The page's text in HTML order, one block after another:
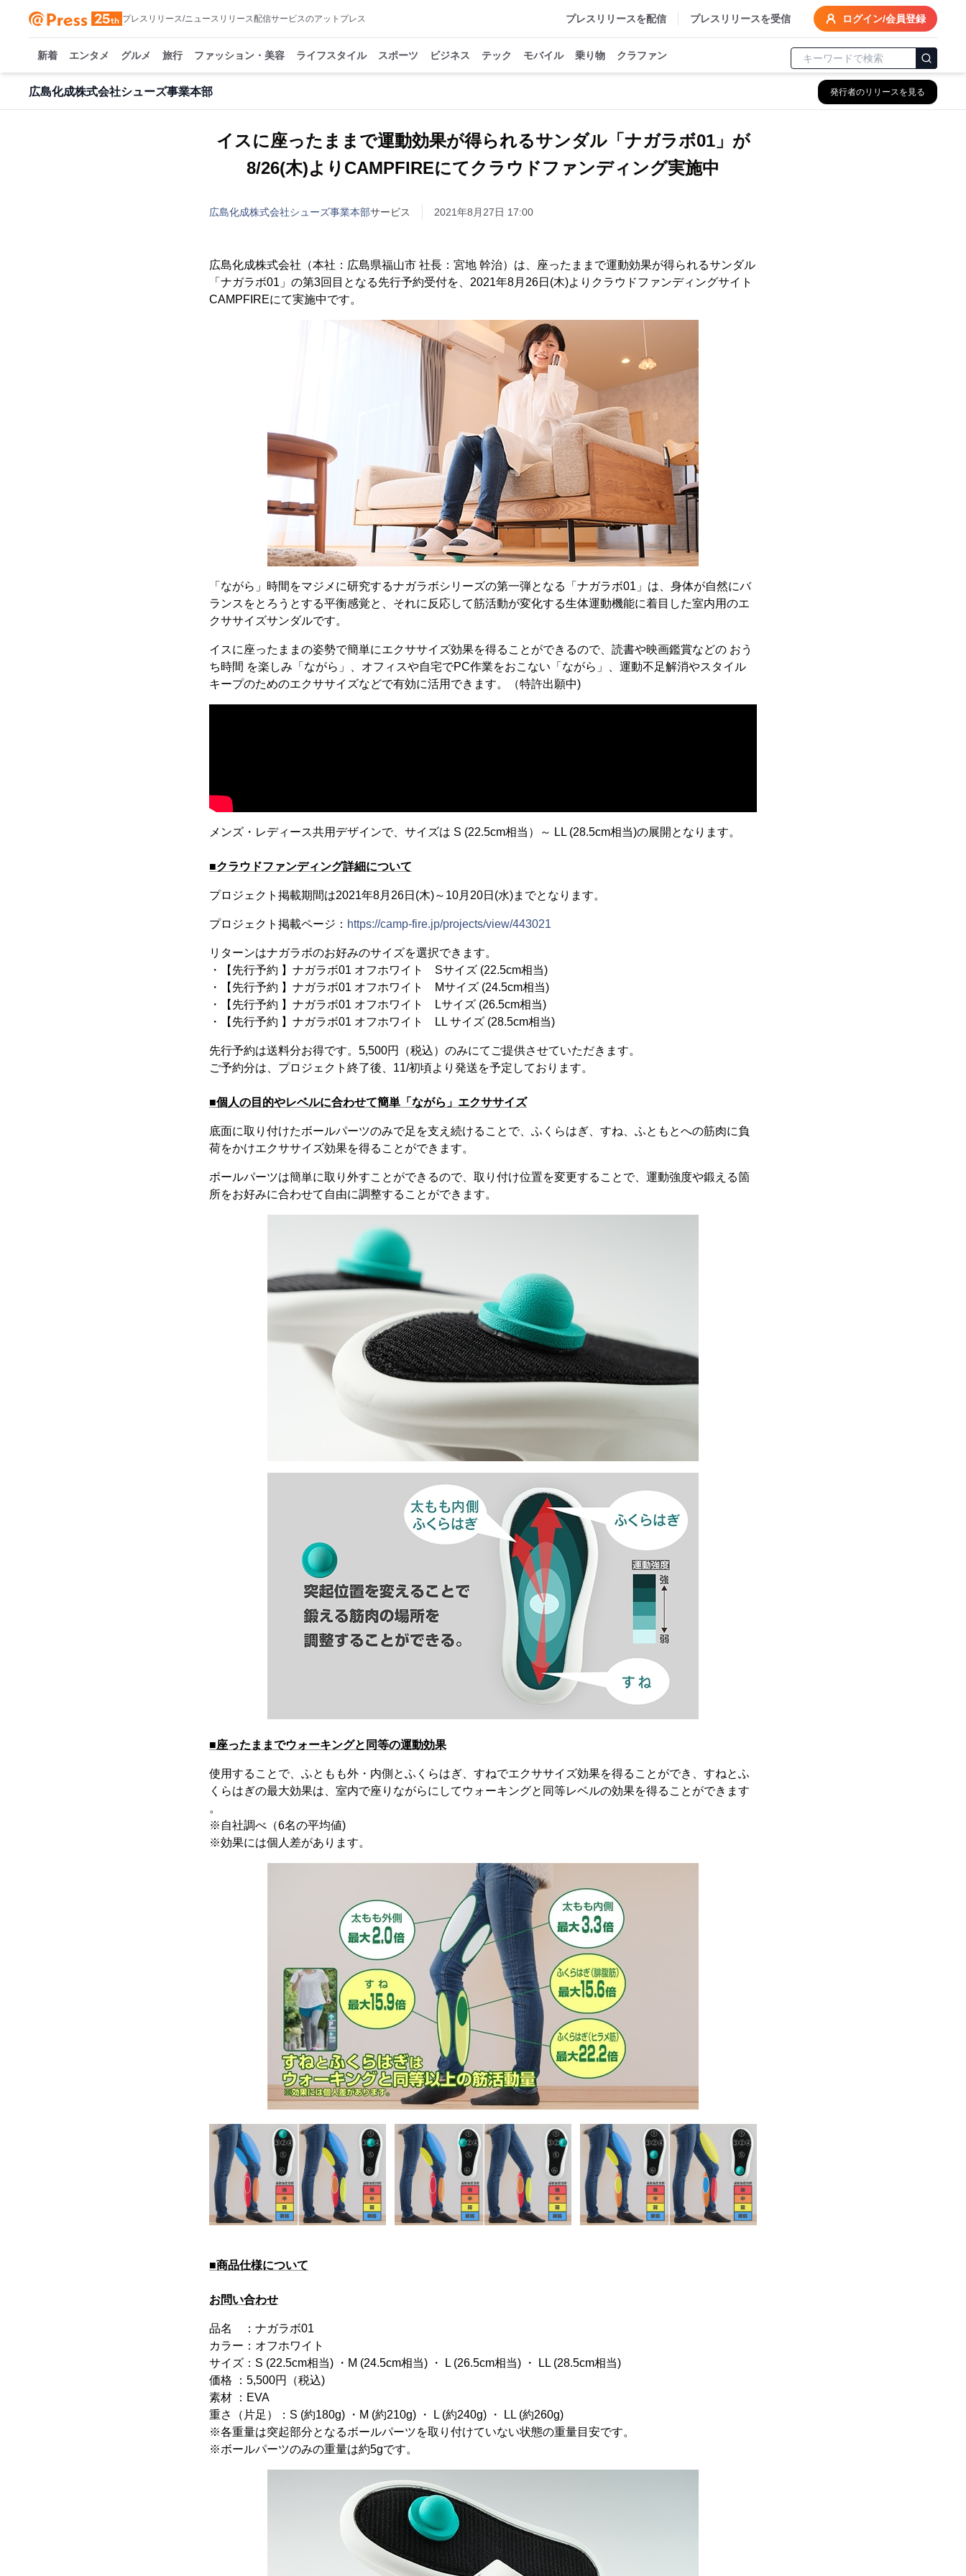
プレスリリース/ニュースリリース配信サービスのアットプレス プレスリリースを配信 プレスリリースを受信 ログイン/会員登録
新着 エンタメ グルメ 旅行 ファッション・美容 ライフスタイル スポーツ ビジネス テック モバイル 乗り物 クラファン
広島化成株式会社シューズ事業本部 発行者のリリースを見る
イスに座ったままで運動効果が得られるサンダル「ナガラボ01」が
8/26(木)よりCAMPFIREにてクラウドファンディング実施中
広島化成株式会社シューズ事業本部サービス 2021年8月27日 17:00
広島化成株式会社（本社：広島県福山市 社長：宮地 幹治）は、座ったままで運動効果が得られるサンダル
「ナガラボ01」の第3回目となる先行予約受付を、2021年8月26日(木)よりクラウドファンディングサイト
CAMPFIREにて実施中です。
「ながら」時間をマジメに研究するナガラボシリーズの第一弾となる「ナガラボ01」は、身体が自然にバ
ランスをとろうとする平衡感覚と、それに反応して筋活動が変化する生体運動機能に着目した室内用のエ
クササイズサンダルです。
イスに座ったままの姿勢で簡単にエクササイズ効果を得ることができるので、読書や映画鑑賞などの おう
ち時間 を楽しみ「ながら」、オフィスや自宅でPC作業をおこない「ながら」、運動不足解消やスタイル
キープのためのエクササイズなどで有効に活用できます。（特許出願中)
メンズ・レディース共用デザインで、サイズは S (22.5cm相当）～ LL (28.5cm相当)の展開となります。
■クラウドファンディング詳細について
プロジェクト掲載期間は2021年8月26日(木)～10月20日(水)までとなります。
プロジェクト掲載ページ： https://camp-fire.jp/projects/view/443021
リターンはナガラボのお好みのサイズを選択できます。
・【先行予約 】ナガラボ01 オフホワイト Sサイズ (22.5cm相当)
・【先行予約 】ナガラボ01 オフホワイト Mサイズ (24.5cm相当)
・【先行予約 】ナガラボ01 オフホワイト Lサイズ (26.5cm相当)
・【先行予約 】ナガラボ01 オフホワイト LL サイズ (28.5cm相当)
先行予約は送料分お得です。5,500円（税込）のみにてご提供させていただきます。
ご予約分は、プロジェクト終了後、11/初頃より発送を予定しております。
■個人の目的やレベルに合わせて簡単「ながら」エクササイズ
底面に取り付けたボールパーツのみで足を支え続けることで、ふくらはぎ、すね、ふともとへの筋肉に負
荷をかけエクササイズ効果を得ることができます。
ボールパーツは簡単に取り外すことができるので、取り付け位置を変更することで、運動強度や鍛える箇
所をお好みに合わせて自由に調整することができます。
■座ったままでウォーキングと同等の運動効果
使用することで、ふともも外・内側とふくらはぎ、すねでエクササイズ効果を得ることができ、すねとふ
くらはぎの最大効果は、室内で座りながらにしてウォーキングと同等レベルの効果を得ることができます
。
※自社調べ（6名の平均値)
※効果には個人差があります。
■商品仕様について
お問い合わせ
品名 ：ナガラボ01
カラー：オフホワイト
サイズ：S (22.5cm相当) ・M (24.5cm相当) ・ L (26.5cm相当) ・ LL (28.5cm相当)
価格 ：5,500円（税込)
素材 ：EVA
重さ（片足）：S (約180g) ・M (約210g) ・ L (約240g) ・ LL (約260g)
※各重量は突起部分となるボールパーツを取り付けていない状態の重量目安です。
※ボールパーツのみの重量は約5gです。